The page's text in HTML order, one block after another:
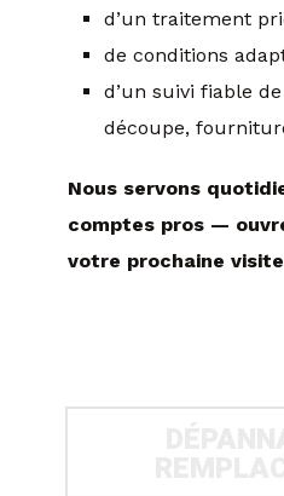
d’un traitement
de conditions
d’un suivi fiable
découpe,
Nous servons
comptes pros —
votre prochaine